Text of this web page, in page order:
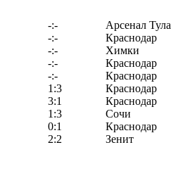
-:-
Арсенал Тула
-:-
Краснодар
-:-
Химки
-:-
Краснодар
-:-
Краснодар
1:3
Краснодар
3:1
Краснодар
1:3
Сочи
0:1
Краснодар
2:2
Зенит